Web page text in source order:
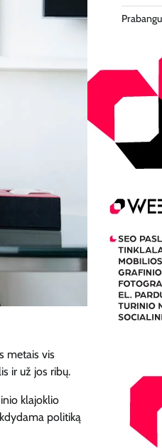
metais vis
ir už jos ribų.
klajoklio
politiką